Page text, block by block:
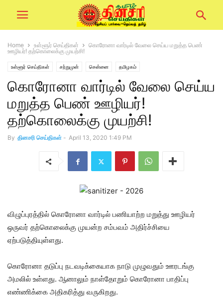
Home உள்ளூர் செய்திகள்
கொரோனா வார்டில் வேலை செய்ய மறுத்த பெண்
ஊழியர்! தற்கொலைக்கு முயற்சி!
உள்ளூர் செய்திகள் சற்றுமுன் சென்னை தமிழகம்
கொரோனா வார்டில் வேலை செய்ய
மறுத்த பெண் ஊழியர்!
தற்கொலைக்கு முயற்சி!
By தினசரி செய்திகள் - April 13, 2020 1:49 PM
விழுப்புரத்தில் கொரோனா வார்டில் பணியாற்ற மறுத்து ஊழியர்
ஒருவர் தற்கொலைக்கு முயன்ற சம்பவம் அதிர்ச்சியை
ஏற்படுத்தியுள்ளது.
கொரோனா தடுப்பு நடவடிக்கையாக நாடு முழுவதும் ஊரடங்கு
அமலில் உள்ளது. ஆனாலும் நாள்தோறும் கொரோனா பாதிப்பு
எண்ணிக்கை அதிகரித்து வருகிறது.